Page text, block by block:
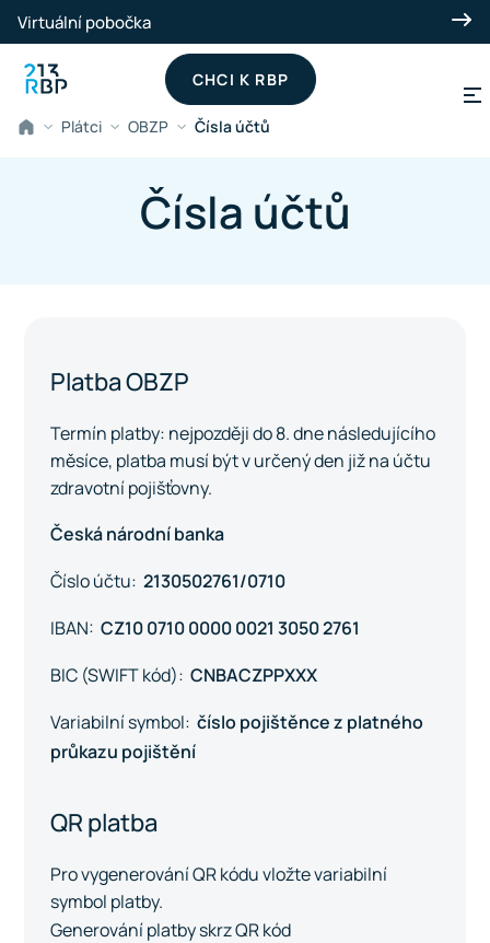
Přeskočit na hlavní obsah
Virtuální pobočka
CHCI K RBP
Plátci OBZP Čísla účtů
Čísla účtů
Platba OBZP
Termín platby: nejpozději do 8. dne následujícího
měsíce, platba musí být v určený den již na účtu
zdravotní pojišťovny.
Česká národní banka
Číslo účtu: 2130502761/0710
IBAN: CZ10 0710 0000 0021 3050 2761
BIC (SWIFT kód): CNBACZPPXXX
Variabilní symbol: číslo pojištěnce z platného
průkazu pojištění
QR platba
Pro vygenerování QR kódu vložte variabilní
symbol platby.
Generování platby skrz QR kód